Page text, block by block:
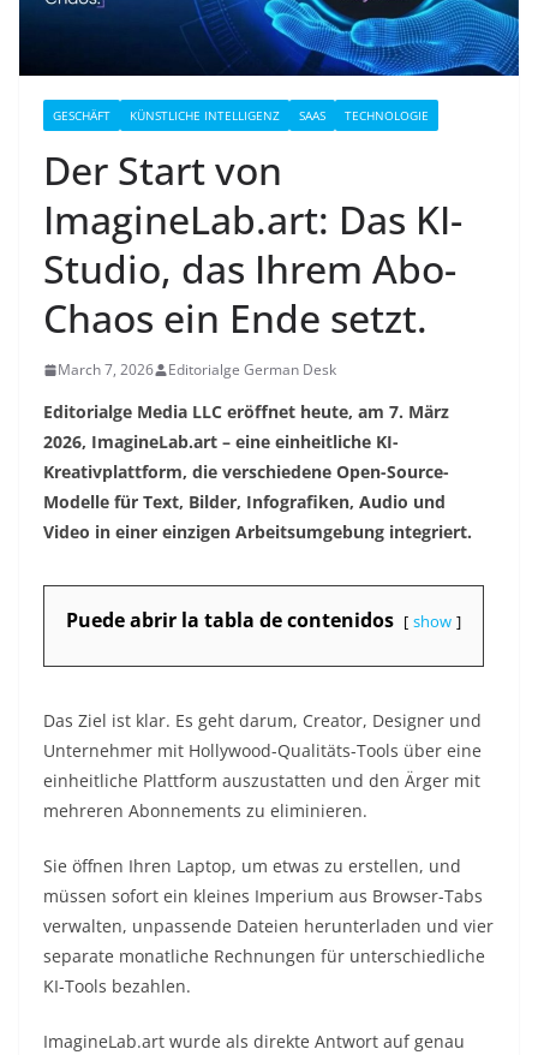
GESCHÄFT KÜNSTLICHE INTELLIGENZ SAAS TECHNOLOGIE
Der Start von
ImagineLab.art: Das KI-
Studio, das Ihrem Abo-
Chaos ein Ende setzt.
March 7, 2026 Editorialge German Desk
Editorialge Media LLC eröffnet heute, am 7. März
2026, ImagineLab.art – eine einheitliche KI-
Kreativplattform, die verschiedene Open-Source-
Modelle für Text, Bilder, Infografiken, Audio und
Video in einer einzigen Arbeitsumgebung integriert.
Puede abrir la tabla de contenidos show
Das Ziel ist klar. Es geht darum, Creator, Designer und
Unternehmer mit Hollywood-Qualitäts-Tools über eine
einheitliche Plattform auszustatten und den Ärger mit
mehreren Abonnements zu eliminieren.
Sie öffnen Ihren Laptop, um etwas zu erstellen, und
müssen sofort ein kleines Imperium aus Browser-Tabs
verwalten, unpassende Dateien herunterladen und vier
separate monatliche Rechnungen für unterschiedliche
KI-Tools bezahlen.
ImagineLab.art wurde als direkte Antwort auf genau